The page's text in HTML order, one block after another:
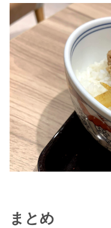
まとめ